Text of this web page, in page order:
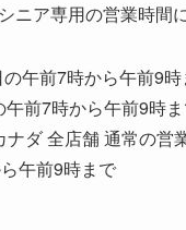
ニア専用の営業時間
午前7時から午前9
前7時から午前9時
ダ 全店舗 通常の営
午前9時まで